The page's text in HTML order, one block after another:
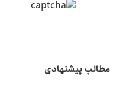
مطالب پیشنهادی